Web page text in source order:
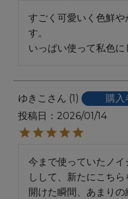
すごく可愛いく色鮮
す。
いっぱい使って私色に
ゆきこ 1 購入
投稿日
2026/01/14
今まで使っていたノ
しして、新たにこちら
開けた瞬間、あまりの